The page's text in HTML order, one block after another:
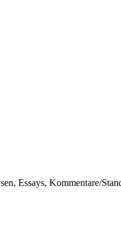
Essays, Kommentare/